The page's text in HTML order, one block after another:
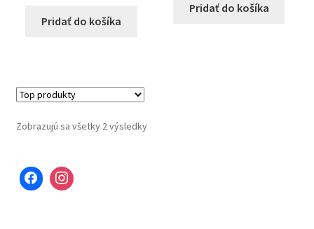
Pridať do košíka
Pridať do košíka
Zobrazujú sa všetky 2 výsledky